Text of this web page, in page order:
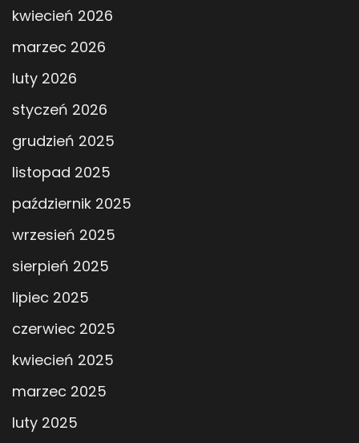
kwiecień 2026
marzec 2026
luty 2026
styczeń 2026
grudzień 2025
listopad 2025
październik 2025
wrzesień 2025
sierpień 2025
lipiec 2025
czerwiec 2025
kwiecień 2025
marzec 2025
luty 2025